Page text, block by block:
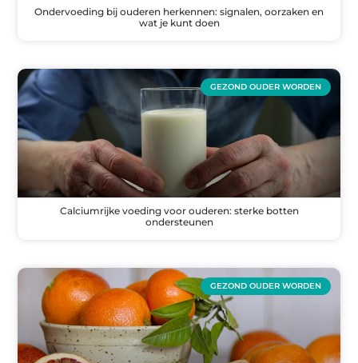
Ondervoeding bij ouderen herkennen: signalen, oorzaken en
wat je kunt doen
GEZOND OUDER WORDEN
Calciumrijke voeding voor ouderen: sterke botten
ondersteunen
GEZOND OUDER WORDEN